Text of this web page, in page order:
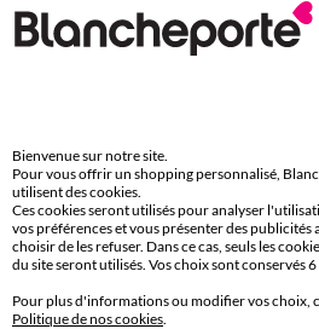
Retours gratuits
sous 30 jours avec Mondial
11€
en vous inscrivant à
dès 20€ d’achat
conditions dans votre email
Bienvenue sur notre site.
Pour vous offrir un shopping personnalisé,
utilisent des cookies.
Ces cookies seront utilisés pour analyser
vos préférences et vous présenter des publicités
choisir de les refuser. Dans ce cas, seuls les
du site seront utilisés. Vos choix sont conservés 6
Pour plus d'informations ou modifier vos choix,
Politique de nos cookies